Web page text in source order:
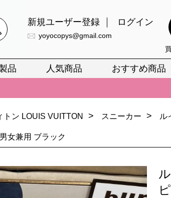
新規ユーザー登録 ログイン
yoyocopys@gmail.com
品 人気商品 おすすめ商品
パーコピーのみ取扱い。最高品質の再現度を安心し
々更新中！期間中のご注文でお得な割引をご利用
スーパーコピー バッグ最新モデルが登場。上質な
パーコピーのみ取扱い。最高品質の再現度を安心し
スーパーコピー バッグ最新モデルが登場。上質な
トン LOUIS VUITTON > スニーカー > ル
女兼用 ブラック